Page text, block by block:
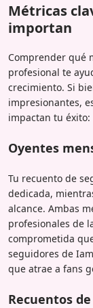
Métricas
importan
Comprender qué
profesional te
crecimiento. Si
impresionantes,
impactan tu éxito:
Oyentes
Tu recuento de
dedicada,
alcance. Ambas
profesionales de
comprometida
seguidores de
que atrae a fans
Recuentos